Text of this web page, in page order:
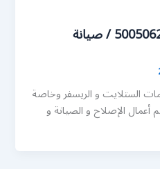
فني ستلايت الدعية / 50050623 / صيانة
الستلايت و الريسفر وخاصة
أعمال الإصلاح و الصيانة و